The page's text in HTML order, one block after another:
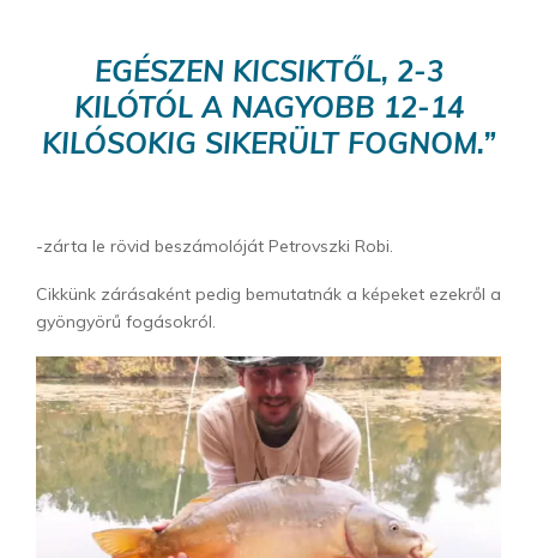
EGÉSZEN KICSIKTŐL, 2-3
KILÓTÓL A NAGYOBB 12-14
KILÓSOKIG SIKERÜLT FOGNOM.”
-zárta le rövid beszámolóját Petrovszki Robi.
Cikkünk zárásaként pedig bemutatnák a képeket ezekről a
gyöngyörű fogásokról.